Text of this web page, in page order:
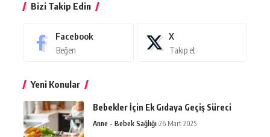
Bizi Takip Edin
Facebook
Beğen
X
Takip et
Yeni Konular
Bebekler İçin Ek Gıdaya Geçiş Süreci
Anne - Bebek Sağlığı 26 Mart 2025